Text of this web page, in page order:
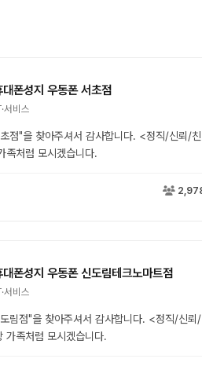
대폰성지 우동폰 서초점
서비스
점"을 찾아주셔서 감사합니다. <정직/신뢰/친
족처럼 모시겠습니다.
대폰성지 우동폰 신도림테크노마트점
서비스
림점"을 찾아주셔서 감사합니다. <정직/신뢰/
가족처럼 모시겠습니다.